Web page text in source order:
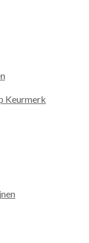
Keurmerk